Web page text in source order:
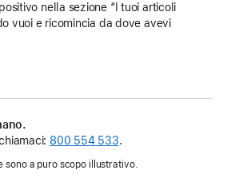
nella sezione “I tuoi articoli
vuoi e ricomincia da dove avevi
800 554 533.
sono a puro scopo illustrativo.